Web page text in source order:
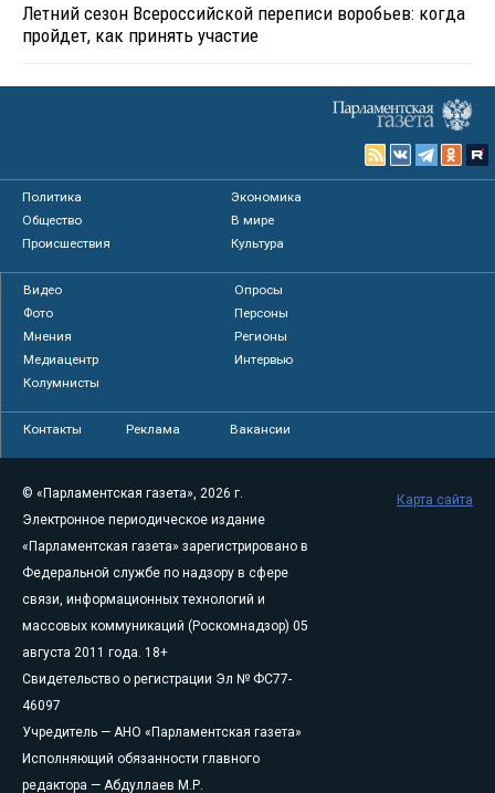
Летний сезон Всероссийской переписи воробьев: когда
пройдет, как принять участие
Политика
Экономика
Общество
В мире
Происшествия
Культура
Видео
Опросы
Фото
Персоны
Мнения
Регионы
Медиацентр
Интервью
Колумнисты
Контакты Реклама Вакансии
© «Парламентская газета», 2026 г.
Электронное периодическое издание
«Парламентская газета» зарегистрировано в
Федеральной службе по надзору в сфере
связи, информационных технологий и
массовых коммуникаций (Роскомнадзор) 05
августа 2011 года. 18+
Свидетельство о регистрации Эл № ФС77-
46097
Учредитель — АНО «Парламентская газета»
Исполняющий обязанности главного
редактора — Абдуллаев М.Р.
Карта сайта